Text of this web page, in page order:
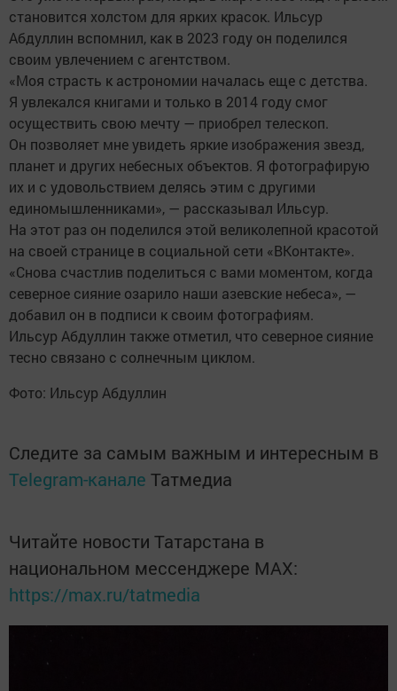
становится холстом для ярких красок. Ильсур
Абдуллин вспомнил, как в 2023 году он поделился
своим увлечением с агентством.
«Моя страсть к астрономии началась еще с детства.
Я увлекался книгами и только в 2014 году смог
осуществить свою мечту — приобрел телескоп.
Он позволяет мне увидеть яркие изображения звезд,
планет и других небесных объектов. Я фотографирую
их и с удовольствием делясь этим с другими
единомышленниками», — рассказывал Ильсур.
На этот раз он поделился этой великолепной красотой
на своей странице в социальной сети «ВКонтакте».
«Снова счастлив поделиться с вами моментом, когда
северное сияние озарило наши азевские небеса», —
добавил он в подписи к своим фотографиям.
Ильсур Абдуллин также отметил, что северное сияние
тесно связано с солнечным циклом.
Фото: Ильсур Абдуллин
Следите за самым важным и интересным в
Telegram-канале Татмедиа
Читайте новости Татарстана в
национальном мессенджере MАХ:
https://max.ru/tatmedia